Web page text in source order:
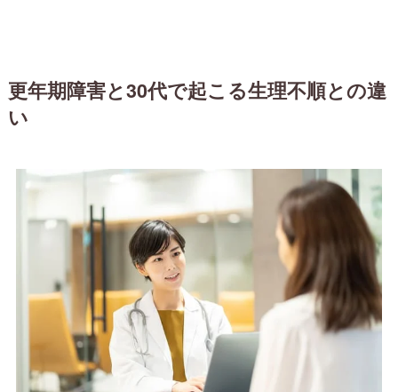
更年期障害と30代で起こる生理不順との違
い